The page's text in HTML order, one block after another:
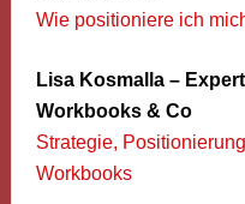
Wie positioniere ich
Lisa Kosmalla –
Workbooks & Co
Strategie,
Workbooks